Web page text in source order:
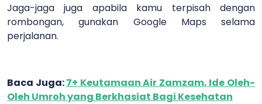
Jaga-jaga juga apabila kamu terpisah dengan
rombongan, gunakan Google Maps selama
perjalanan.
Baca Juga:7+ Keutamaan Air Zamzam, Ide Oleh-
Oleh Umroh yang Berkhasiat Bagi Kesehatan